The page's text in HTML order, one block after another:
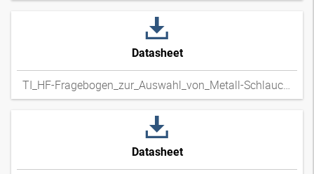
Datasheet
TI_HF-Fragebogen_zur_Auswahl_von_Metall-Schlauchleitungen_DExpdf
Datasheet